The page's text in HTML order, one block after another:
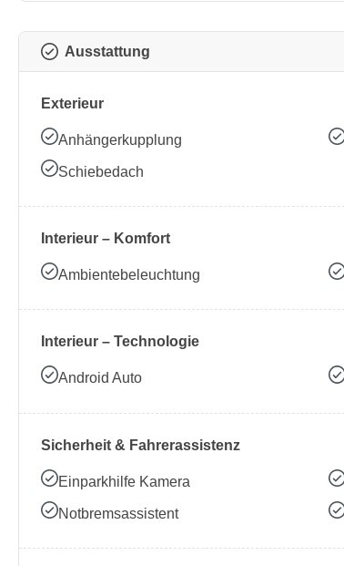
Ausstattung
Exterieur
Anhängerkupplung
Schiebedach
Interieur – Komfort
Ambientebeleuchtung
Interieur – Technologie
Android Auto
Sicherheit & Fahrerassistenz
Einparkhilfe Kamera
Notbremsassistent